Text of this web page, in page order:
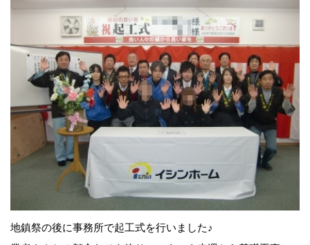
地鎮祭の後に事務所で起工式を行いました♪